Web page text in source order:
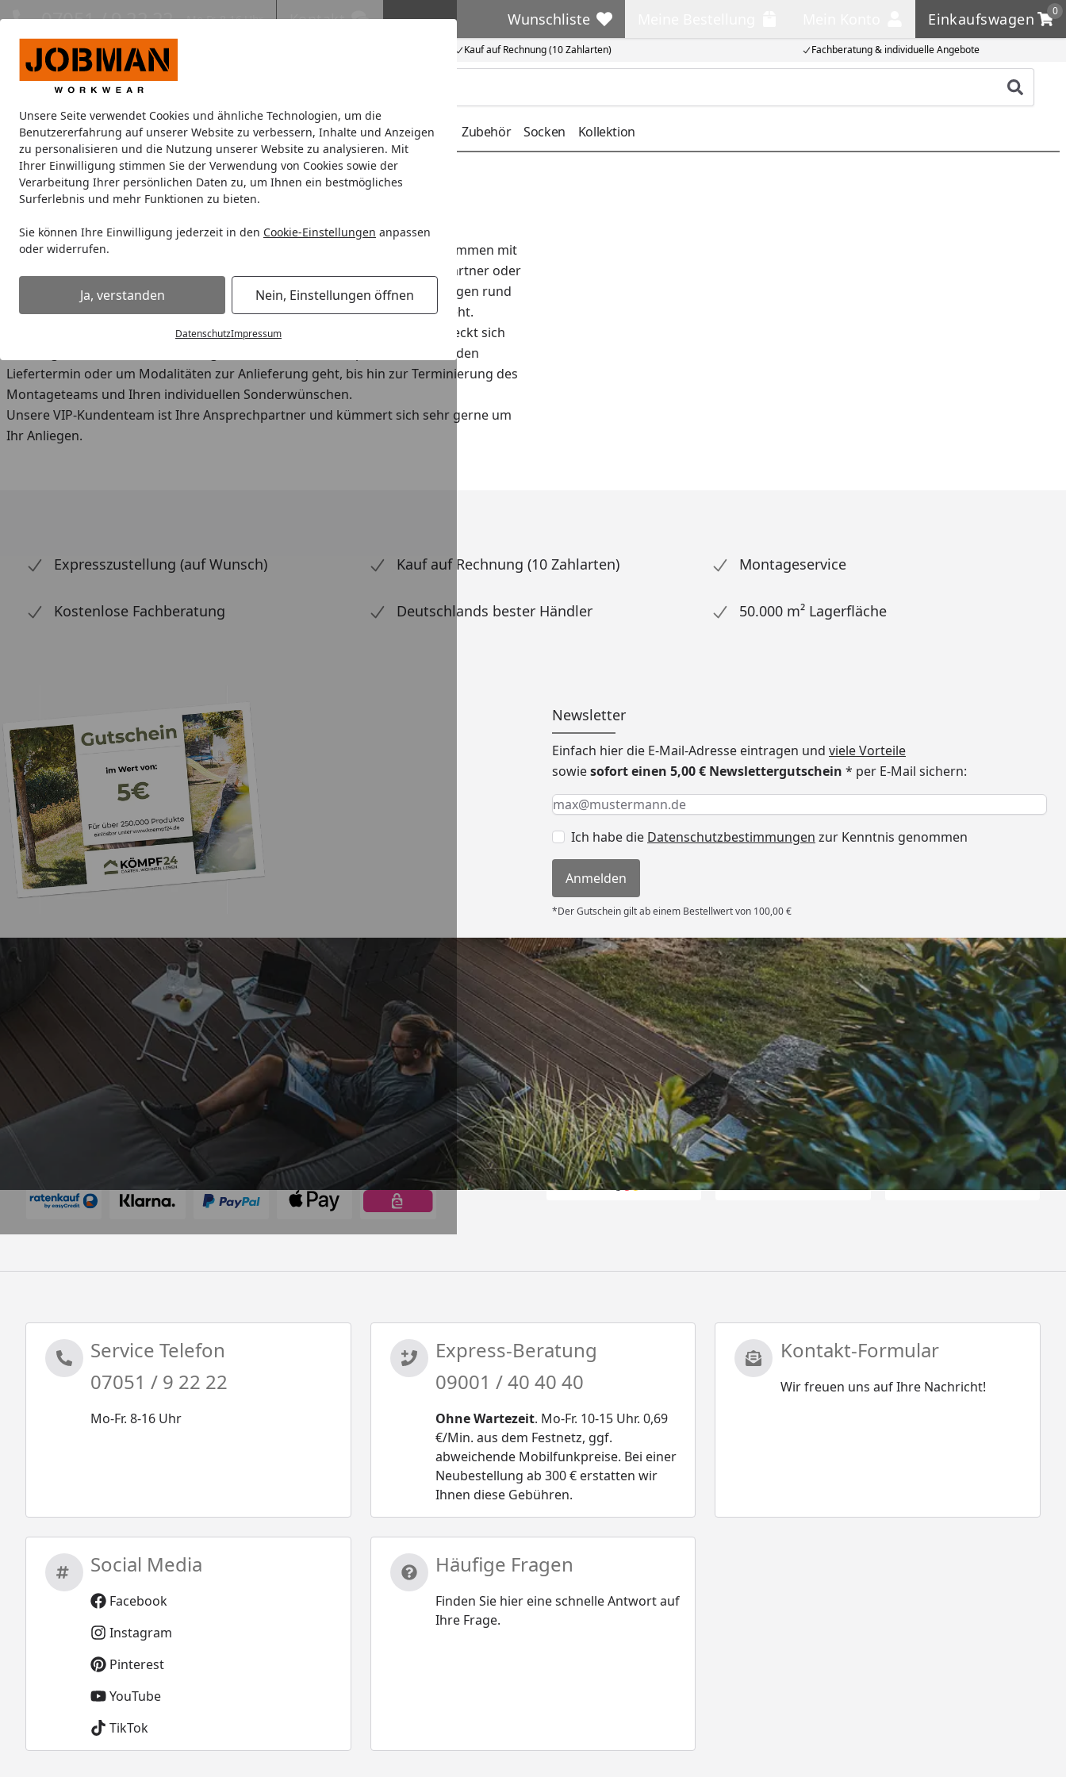
Unsere Seite verwendet Cookies und ähnliche Technologien, um die
Benutzererfahrung auf unserer Website zu verbessern, Inhalte und Anzeigen
zu personalisieren und die Nutzung unserer Website zu analysieren. Mit
Ihrer Einwilligung stimmen Sie der Verwendung von Cookies sowie der
Verarbeitung Ihrer persönlichen Daten zu, um Ihnen ein bestmögliches
Surferlebnis und mehr Funktionen zu bieten.
Sie können Ihre Einwilligung jederzeit in den Cookie-Einstellungen anpassen
oder widerrufen.
Ja, verstanden Nein, Einstellungen öffnen
DatenschutzImpressum
Eigene Montage-Teams Kauf auf Rechnung (10 Zahlarten) Fachberatung & individuelle Angebote
07051 / 9 22 22 Mo-Fr. 8-16 Uhr Kontakt Wunschliste
Wunschliste Einkaufswagen
0
Einkaufswagen
Produkt
Jacken Hosen Oberbekleidung Unterwäsche Kopfbedeckung Gürtel Zubehör Socken Kollektion
Startseite
VIP-Service
Als weiteres Sorglos-Plus profitieren Sie von unserem VIP-Service. Sie bekommen mit
direkt einen persönlichen Ansprechpartner oder
eine persönliche Ansprechpartnerin zur Seite gestellt, die Ihnen für alle Fragen rund
um Ihre Bestellung und den kompletten weiteren Ablauf zur Verfügung steht.
Dieser Service ist für Sie natürlich komplett ohne weitere Kosten und erstreckt sich
von Fragen die nach der Bestellung aufkommen, zum Beispiel wenn es um den
Liefertermin oder um Modalitäten zur Anlieferung geht, bis hin zur Terminierung des
Montageteams und Ihren individuellen Sonderwünschen.
Unsere VIP-Kundenteam ist Ihre Ansprechpartner und kümmert sich sehr gerne um
Ihr Anliegen.
Expresszustellung (auf Wunsch) Kauf auf Rechnung (10 Zahlarten) Montageservice
Kostenlose Fachberatung Deutschlands bester Händler 50.000 m² Lagerfläche
Newsletter
Einfach hier die E-Mail-Adresse eintragen und viele Vorteile
sowiesofort einen 5,00 € Newslettergutschein * per E-Mail sichern:
Keine Eingabe erforderlich
Eingabe erforderlich
E-Mail *
Ich habe die Datenschutzbestimmungen zur Kenntnis genommen
Anmelden
*Der Gutschein gilt ab einem Bestellwert von 100,00 €
Versand Auszeichnungen
Akzeptierte Zahlungsarten Offizieller Partner des Deutschen Handballbundes
Service Telefon
07051 / 9 22 22
Mo-Fr. 8-16 Uhr
Express-Beratung
09001 / 40 40 40
Ohne Wartezeit. Mo-Fr. 10-15 Uhr. 0,69
€/Min. aus dem Festnetz, ggf.
abweichende Mobilfunkpreise. Bei einer
Neubestellung ab 300 € erstatten wir
Ihnen diese Gebühren.
Kontakt-Formular
Wir freuen uns auf Ihre Nachricht!
Social Media
Facebook
Instagram
Pinterest
YouTube
TikTok
Häufige Fragen
Finden Sie hier eine schnelle Antwort auf
Ihre Frage.